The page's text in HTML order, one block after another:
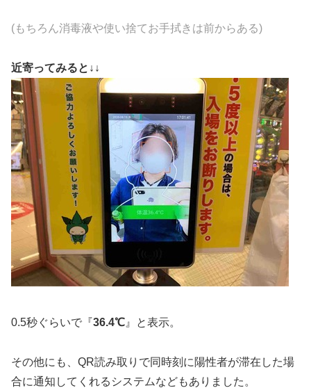
(もちろん消毒液や使い捨てお手拭きは前からある)
近寄ってみると↓↓
0.5秒ぐらいで『36.4℃ 』と表示。
その他にも、QR読み取りで同時刻に陽性者が滞在した場
合に通知してくれるシステムなどもありました。